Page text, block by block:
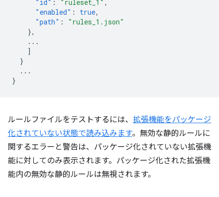
"id" : "ruleset_1" ,
"enabled" : true,
"path" :
"rules_1.json"
},
...
]
}
...
}
ルールファイルをテストするには、 拡張機能をパッケージ
化されていない状態で読み込みます。無効な静的ルールに
関するエラーと警告は、パッケージ化されていない拡張機
能に対してのみ表示されます。パッケージ化された拡張機
能内の無効な静的ルールは無視されます。